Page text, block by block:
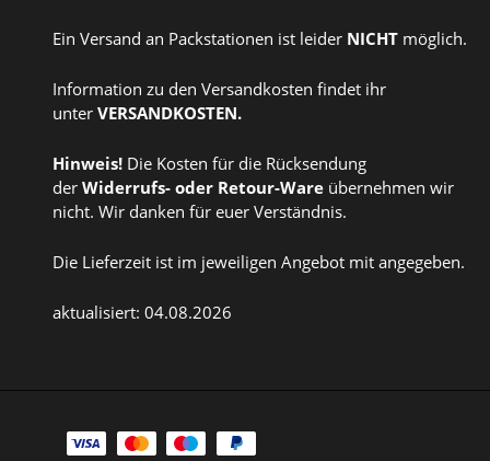
Ein Versand an Packstationen ist leider NICHT möglich.
Information zu den Versandkosten findet ihr
unter VERSANDKOSTEN.
Hinweis! Die Kosten für die Rücksendung
der Widerrufs- oder Retour-Ware übernehmen wir
nicht. Wir danken für euer Verständnis.
Die Lieferzeit ist im jeweiligen Angebot mit angegeben.
aktualisiert: 04.08.2026
Zahlungsarten